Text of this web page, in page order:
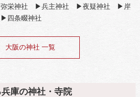
弥栄神社 ▶ 兵主神社 ▶ 夜疑神社 ▶ 岸
四条畷神社
大阪の神社 一覧
庫の神社・寺院